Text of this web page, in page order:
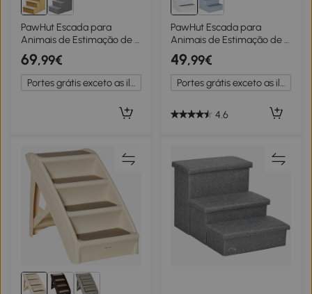
PawHut Escada para
Animais de Estimação de 4
Degraus Escada para Cães
e Gatos com Tapetes
Antideslizantes Removíveis
40x59x54,2 cm Madeira e
69,99€
Portes grátis exceto as ilhas
PawHut Escada para
Animais de Estimação de 3
Degraus com
Armazenamento e Tapete
Antiderrapante
40,5x44,5x38 cm Branco
49,99€
Portes grátis exceto as ilhas
4.6